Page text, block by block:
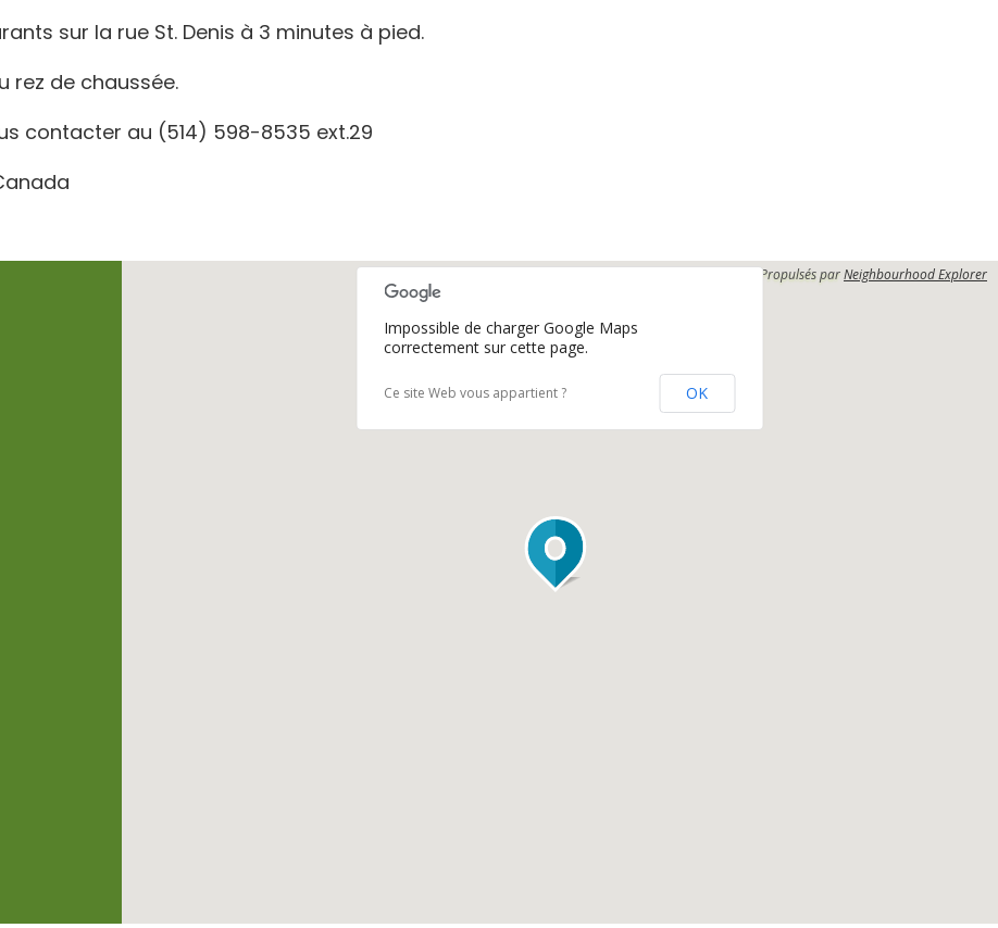
sur la rue St. Denis à 3 minutes à pied.
rez de chaussée.
contacter au (514) 598-8535 ext.29
Propulsés parNeighbourhood Explorer
Impossible de charger Google Maps
correctement sur cette page.
Ce site Web vous appartient ? OK